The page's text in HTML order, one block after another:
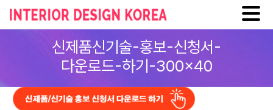
Skip
신제품신기술-홍보-신청서-
다운로드-하기-300×40